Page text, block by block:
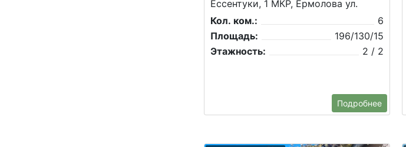
Ессентуки, 1 МКР, Ермолова ул.
Кол. ком.:
6
Площадь:
196/130/15
Этажность:
2 / 2
Подробнее